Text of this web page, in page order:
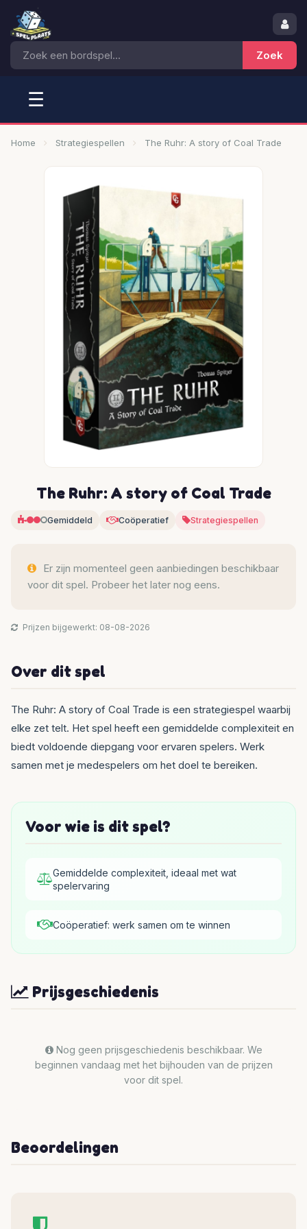
☰
Home Strategiespellen The Ruhr: A story of Coal Trade
The Ruhr: A story of Coal Trade
Gemiddeld Coöperatief Strategiespellen
Er zijn momenteel geen aanbiedingen beschikbaar
voor dit spel. Probeer het later nog eens.
Prijzen bijgewerkt: 08-08-2026
Over dit spel
The Ruhr: A story of Coal Trade is een strategiespel waarbij
elke zet telt. Het spel heeft een gemiddelde complexiteit en
biedt voldoende diepgang voor ervaren spelers. Werk
samen met je medespelers om het doel te bereiken.
Voor wie is dit spel?
Gemiddelde complexiteit, ideaal met wat
spelervaring
Coöperatief: werk samen om te winnen
Prijsgeschiedenis
Nog geen prijsgeschiedenis beschikbaar. We
beginnen vandaag met het bijhouden van de prijzen
voor dit spel.
Beoordelingen